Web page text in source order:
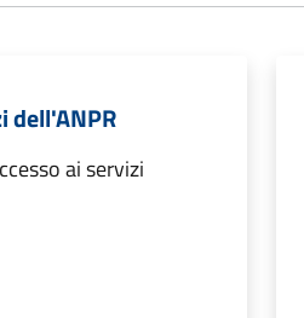
dell'ANPR
ai servizi